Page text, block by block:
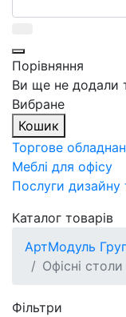
Порівняння
Ви ще не додали
Вибране
Кошик
Торгове
Меблі для офісу
Послуги дизайну
Каталог товарів
АртМодуль
Офісні столи
Фільтри